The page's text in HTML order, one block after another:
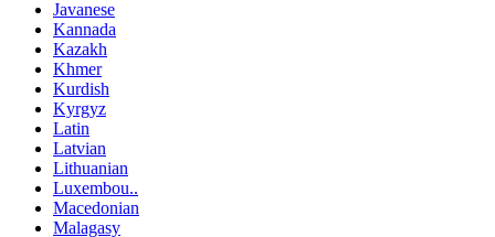
Javanese
Kannada
Kazakh
Khmer
Kurdish
Kyrgyz
Latin
Latvian
Lithuanian
Luxembou..
Macedonian
Malagasy